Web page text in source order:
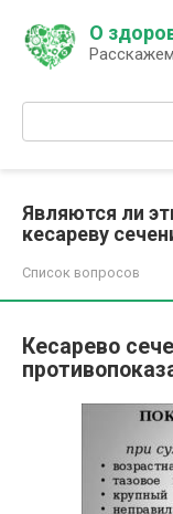
контенту
О
Поиск:
Являются ли
кесареву
Список вопросов
Кесарево